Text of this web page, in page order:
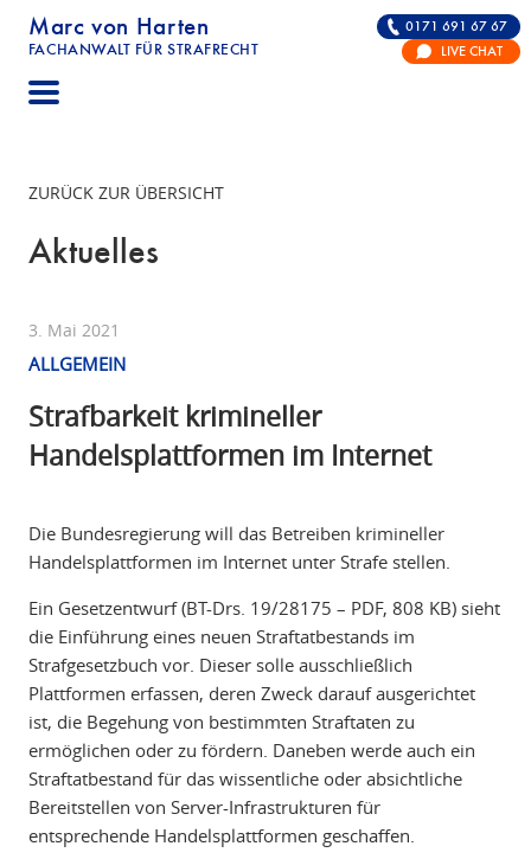
Marc von Harten
FACHANWALT FÜR STRAFRECHT
STRAFRECHT | RECHTSANWALT FÜR DIE
0171 691 67 67
LIVE CHAT
ZURÜCK ZUR ÜBERSICHT
Aktuelles
3. Mai 2021
ALLGEMEIN
Strafbarkeit krimineller
Handelsplattformen im Internet
Die Bundesregierung will das Betreiben krimineller
Handelsplattformen im Internet unter Strafe stellen.
Ein Gesetzentwurf (BT-Drs. 19/28175 – PDF, 808 KB) sieht
die Einführung eines neuen Straftatbestands im
Strafgesetzbuch vor. Dieser solle ausschließlich
Plattformen erfassen, deren Zweck darauf ausgerichtet
ist, die Begehung von bestimmten Straftaten zu
ermöglichen oder zu fördern. Daneben werde auch ein
Straftatbestand für das wissentliche oder absichtliche
Bereitstellen von Server-Infrastrukturen für
entsprechende Handelsplattformen geschaffen.